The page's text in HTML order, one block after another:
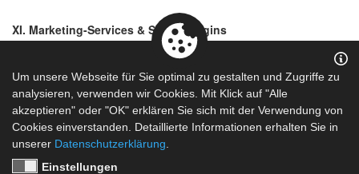
XI. Marketing-Services & Social Plugins
1. Google-Re/Marketing-Services
Wir nutzen auf Grundlage unserer berechtigten Interessen (d.h.
Interesse an der Analyse, Optimierung und wirtschaftlichem
Betrieb unseres Onlineangebotes im Sinne des Art. 6 Abs. 1 lit. f.
DSGVO) ggfls. die Marketing- und Remarketing-Dienste (kurz
„Google-Marketing-Services”) der Google LLC, 1600
Amphitheatre Parkway, Mountain View, CA 94043, USA,
(„Google“).
Um unsere Webseite für Sie optimal zu gestalten und Zugriffe zu
analysieren, verwenden wir Cookies. Mit Klick auf "Alle
akzeptieren" oder "OK" erklären Sie sich mit der Verwendung von
Cookies einverstanden. Detaillierte Informationen erhalten Sie in
unserer Datenschutzerklärung
Einstellungen